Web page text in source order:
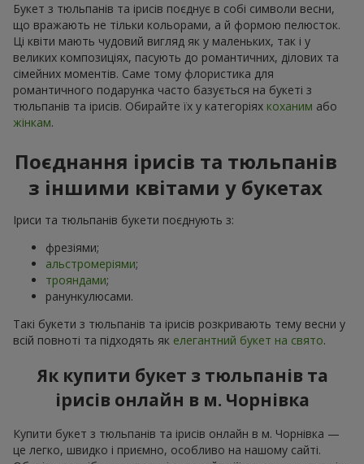
Букет з тюльпанів та ірисів поєднує в собі символи весни,
що вражають не тільки кольорами, а й формою пелюсток.
Ці квіти мають чудовий вигляд як у маленьких, так і у
великих композиціях, пасують до романтичних, ділових та
сімейних моментів. Саме тому флористика для
романтичного подарунка часто базується на букеті з
тюльпанів та ірисів. Обирайте їх у категоріях коханим або
жінкам.
Поєднання ірисів та тюльпанів
з іншими квітами у букетах
Іриси та тюльпанів букети поєднують з:
фрезіями;
альстромеріями;
трояндами;
ранункулюсами.
Такі букети з тюльпанів та ірисів розкривають тему весни у
всій повноті та підходять як елегантний букет на свято.
Як купити букет з тюльпанів та
ірисів онлайн в м. Чорнівка
Купити букет з тюльпанів та ірисів онлайн в м. Чорнівка —
це легко, швидко і приємно, особливо на нашому сайті.